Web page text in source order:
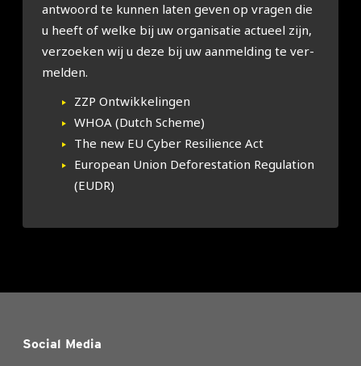
ant­woord te kun­nen laten geven op vra­gen die
u heeft of wel­ke bij uw orga­ni­sa­tie actu­eel zijn,
ver­zoe­ken wij u deze bij uw aan­mel­ding te ver­
mel­den.
ZZP Ont­wik­ke­lin­gen
WHOA (Dut­ch Sche­me)
The new EU Cyber Resi­lien­ce Act
Euro­pean Union Defo­re­sta­ti­on Regu­la­ti­on
(EUDR)
Social Media